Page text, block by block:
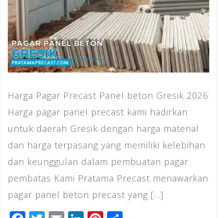
Harga Pagar Precast Panel beton Gresik 2026
Harga pagar panel precast kami hadirkan
untuk daerah Gresik dengan harga material
dan harga terpasang yang memiliki kelebihan
dan keunggulan dalam pembuatan pagar
pembatas Kami Pratama Precast menawarkan
pagar panel beton precast yang […]